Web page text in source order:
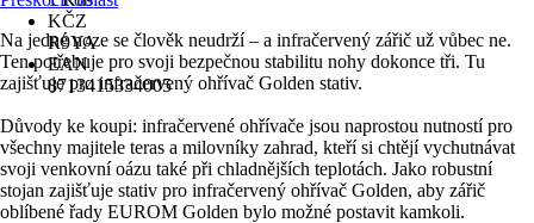
KČZ
R9YA
EAN
8713415334005
Na jedné noze se člověk neudrží – a infračervený zářič už vůbec ne.
Ten potřebuje pro svoji bezpečnou stabilitu nohy dokonce tři. Tu
zajišťuje pro infračervený ohřívač Golden stativ.
Důvody ke koupi: infračervené ohřívače jsou naprostou nutností pro
všechny majitele teras a milovníky zahrad, kteří si chtějí vychutnávat
svoji venkovní oázu také při chladnějších teplotách. Jako robustní
stojan zajišťuje stativ pro infračervený ohřívač Golden, aby zářič
oblíbené řady EUROM Golden bylo možné postavit kamkoli.